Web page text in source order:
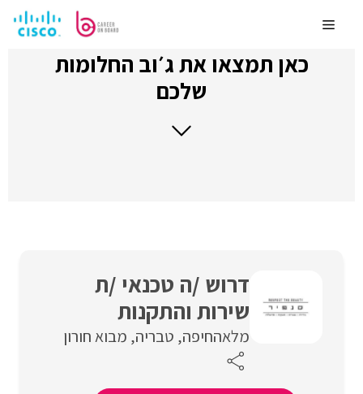
לתוכןMenu
כאן תמצאו את ג׳וב החלומות
שלכם
דרוש /ה טכנאי /ת
שירות והתקנות
מלאהחיפה טבריה מבוא חורון